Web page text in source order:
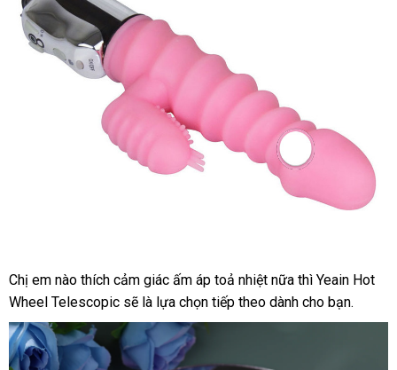
Máy
rung
cho
nữ
NPG
Chị em nào thích cảm giác ấm áp toả nhiệt nữa thì Yeain Hot
Wheel Telescopic rẻ
nhất
sẽ là lựa chọn mới
nhất
tiếp theo dành cho bạn.